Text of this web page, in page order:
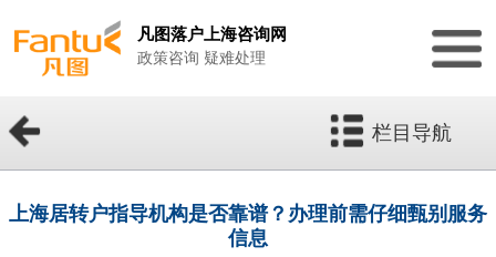
凡图落户上海咨询网
政策咨询 疑难处理
栏目导航
上海居转户指导机构是否靠谱？办理前需仔细甄别服务
信息